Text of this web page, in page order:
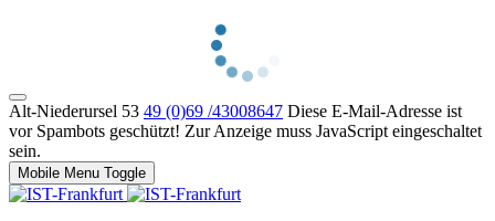
Alt-Niederursel 53 49 (0)69 /43008647 Diese E-Mail-Adresse ist
vor Spambots geschützt! Zur Anzeige muss JavaScript eingeschaltet
sein.
Mobile Menu Toggle